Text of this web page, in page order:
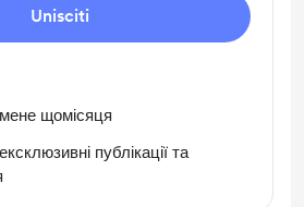
Unisciti
щомісяця
публікації та